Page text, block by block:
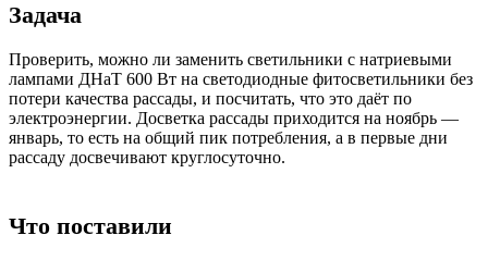
Задача
Проверить, можно ли заменить светильники с натриевыми
лампами ДНаТ 600 Вт на светодиодные фитосветильники без
потери качества рассады, и посчитать, что это даёт по
электроэнергии. Досветка рассады приходится на ноябрь —
январь, то есть на общий пик потребления, а в первые дни
рассаду досвечивают круглосуточно.
Что поставили